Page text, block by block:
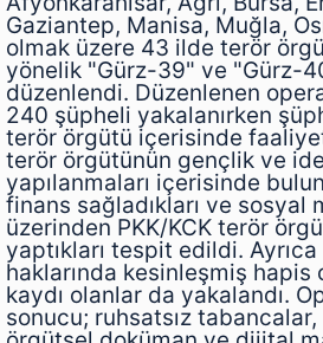
Gaziantep, Manisa, Muğla,
olmak üzere 43 ilde terör
yönelik "Gürz-39" ve "Gürz-
düzenlendi. Düzenlenen
240 şüpheli yakalanırken
terör örgütü içerisinde
terör örgütünün gençlik ve
yapılanmaları içerisinde
finans sağladıkları ve sosyal
üzerinden PKK/KCK terör
yaptıkları tespit edildi.
haklarında kesinleşmiş hapis
kaydı olanlar da yakalandı.
sonucu; ruhsatsız tabancalar,